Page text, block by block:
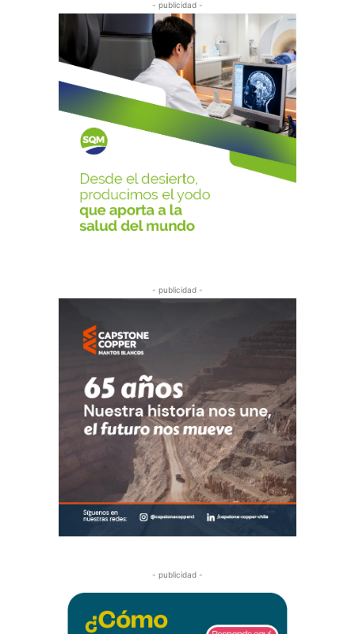
- publicidad -
- publicidad -
- publicidad -